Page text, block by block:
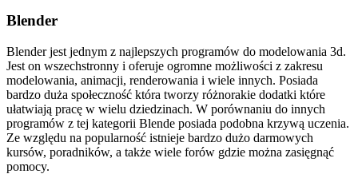
Blender
Blender jest jednym z najlepszych programów do modelowania 3d.
Jest on wszechstronny i oferuje ogromne możliwości z zakresu
modelowania, animacji, renderowania i wiele innych. Posiada
bardzo duża społeczność która tworzy różnorakie dodatki które
ułatwiają pracę w wielu dziedzinach. W porównaniu do innych
programów z tej kategorii Blende posiada podobna krzywą uczenia.
Ze względu na popularność istnieje bardzo dużo darmowych
kursów, poradników, a także wiele forów gdzie można zasięgnąć
pomocy.